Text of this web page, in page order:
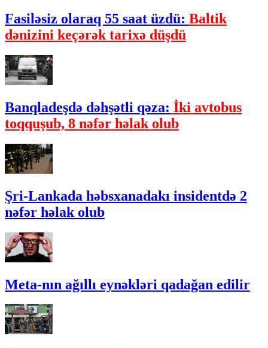
Fasiləsiz olaraq 55 saat üzdü: Baltik
dənizini keçərək tarixə düşdü
Banqladeşdə dəhşətli qəza: İki avtobus
toqquşub, 8 nəfər həlak olub
Şri-Lankada həbsxanadakı insidentdə 2
nəfər həlak olub
Meta-nın ağıllı eynəkləri qadağan edilir